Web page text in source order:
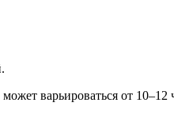
варьироваться от 10–12